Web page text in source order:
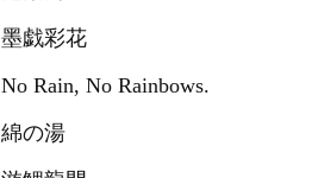
墨戯彩花
No Rain, No Rainbows.
綿の湯